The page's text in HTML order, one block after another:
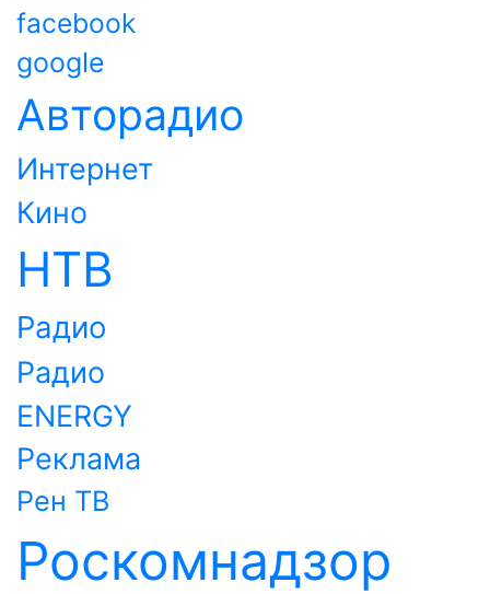
facebook
google
Авторадио
Интернет
Кино
НТВ
Радио
Радио
ENERGY
Реклама
Рен ТВ
Роскомнадзор